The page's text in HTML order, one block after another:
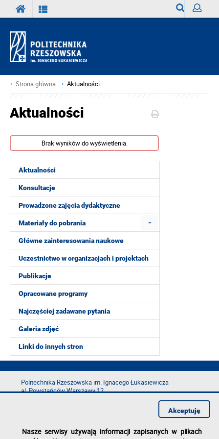
Strona główna Aktualności
Aktualności
Konsultacje
Prowadzone zajęcia dydaktyczne
Materiały do pobrania
Główne zainteresowania naukowe
Uczestnictwo w organizacjach i projektach
Publikacje
Opracowane programy
Najczęściej zadawane pytania
Galeria zdjęć
Linki do innych stron
Aktualności
Brak wyników do wyświetlenia.
Politechnika Rzeszowska im. Ignacego Łukasiewicza
al. Powstańców Warszawy 12
e-mail:kancelaria@prz.edu.pl
Nasze serwisy używają informacji zapisanych w plikach
Akceptuję